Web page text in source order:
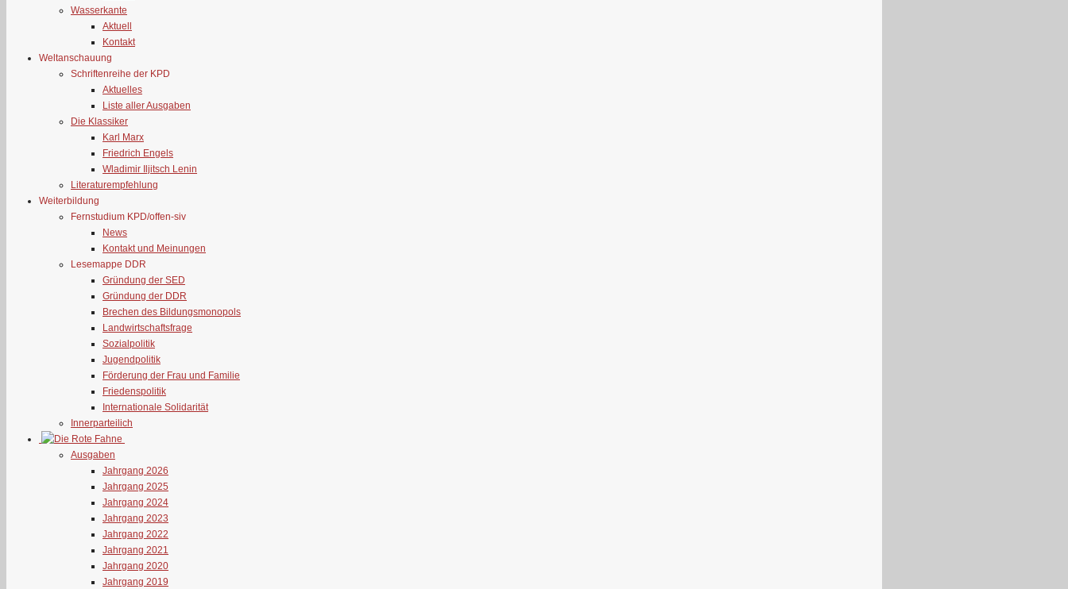
Wasserkante
Aktuell
Kontakt
Weltanschauung
Schriftenreihe der KPD
Aktuelles
Liste aller Ausgaben
Die Klassiker
Karl Marx
Friedrich Engels
Wladimir Iljitsch Lenin
Literaturempfehlung
Weiterbildung
Fernstudium KPD/offen-siv
News
Kontakt und Meinungen
Lesemappe DDR
Gründung der SED
Gründung der DDR
Brechen des Bildungsmonopols
Landwirtschaftsfrage
Sozialpolitik
Jugendpolitik
Förderung der Frau und Familie
Friedenspolitik
Internationale Solidarität
Innerparteilich
Ausgaben
Jahrgang 2026
Jahrgang 2025
Jahrgang 2024
Jahrgang 2023
Jahrgang 2022
Jahrgang 2021
Jahrgang 2020
Jahrgang 2019